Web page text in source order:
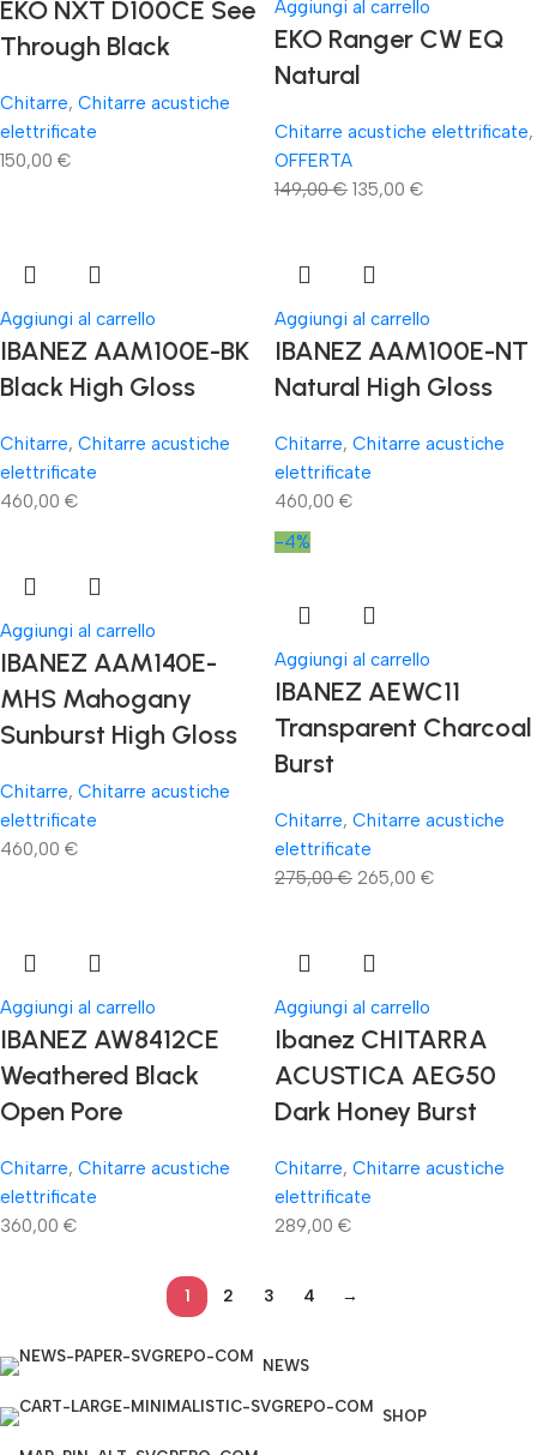
EKO NXT D100CE See
Through Black
Chitarre, Chitarre acustiche
elettrificate
150,00 €
Aggiungi al carrello
EKO Ranger CW EQ
Natural
Chitarre acustiche elettrificate,
OFFERTA
149,00€ 135,00 €
Aggiungi al carrello
IBANEZ AAM100E-BK
Black High Gloss
Chitarre, Chitarre acustiche
elettrificate
460,00 €
Aggiungi al carrello
IBANEZ AAM100E-NT
Natural High Gloss
Chitarre, Chitarre acustiche
elettrificate
460,00 €
Aggiungi al carrello
IBANEZ AAM140E-
MHS Mahogany
Sunburst High Gloss
Chitarre, Chitarre acustiche
elettrificate
460,00 €
-4%
Aggiungi al carrello
IBANEZ AEWC11
Transparent Charcoal
Burst
Chitarre, Chitarre acustiche
elettrificate
275,00€ 265,00 €
Aggiungi al carrello
IBANEZ AW8412CE
Weathered Black
Open Pore
Chitarre, Chitarre acustiche
elettrificate
360,00 €
Aggiungi al carrello
Ibanez CHITARRA
ACUSTICA AEG50
Dark Honey Burst
Chitarre, Chitarre acustiche
elettrificate
289,00 €
1 2 3 4 →
NEWS
SHOP